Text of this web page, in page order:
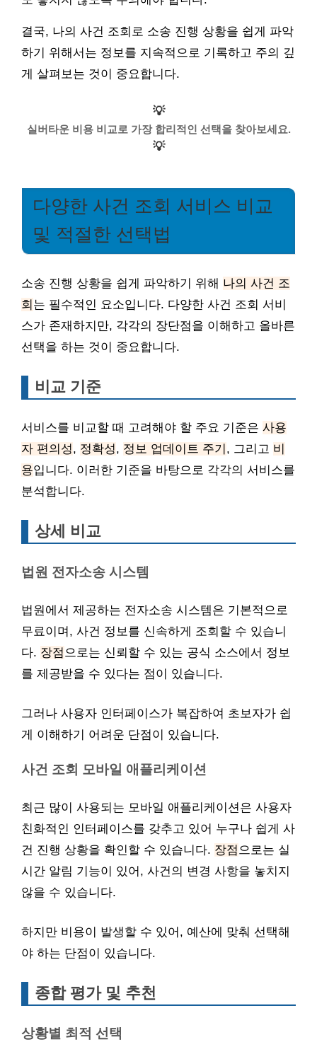
결국, 나의 사건 조회로 소송 진행 상황을 쉽게 파악
하기 위해서는 정보를 지속적으로 기록하고 주의 깊
게 살펴보는 것이 중요합니다.
💡
실버타운 비용 비교로 가장 합리적인 선택을 찾아보세요.
💡
다양한 사건 조회 서비스 비교
및 적절한 선택법
소송 진행 상황을 쉽게 파악하기 위해 나의 사건 조
회 는 필수적인 요소입니다. 다양한 사건 조회 서비
스가 존재하지만, 각각의 장단점을 이해하고 올바른
선택을 하는 것이 중요합니다.
비교 기준
서비스를 비교할 때 고려해야 할 주요 기준은 사용
자 편의성, 정확성, 정보 업데이트 주기 , 그리고 비
용입니다. 이러한 기준을 바탕으로 각각의 서비스를
분석합니다.
상세 비교
법원 전자소송 시스템
법원에서 제공하는 전자소송 시스템은 기본적으로
무료이며, 사건 정보를 신속하게 조회할 수 있습니
다. 장점으로는 신뢰할 수 있는 공식 소스에서 정보
를 제공받을 수 있다는 점이 있습니다.
그러나 사용자 인터페이스가 복잡하여 초보자가 쉽
게 이해하기 어려운 단점이 있습니다.
사건 조회 모바일 애플리케이션
최근 많이 사용되는 모바일 애플리케이션은 사용자
친화적인 인터페이스를 갖추고 있어 누구나 쉽게 사
건 진행 상황을 확인할 수 있습니다. 장점으로는 실
시간 알림 기능이 있어, 사건의 변경 사항을 놓치지
않을 수 있습니다.
하지만 비용이 발생할 수 있어, 예산에 맞춰 선택해
야 하는 단점이 있습니다.
종합 평가 및 추천
상황별 최적 선택